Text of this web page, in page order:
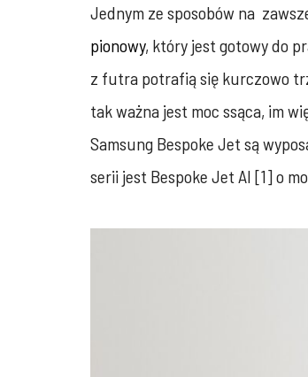
Jednym ze sposobów na
pionowy, który jest gotowy do
z futra potrafią się kurczowo
tak ważna jest moc ssąca, im
Samsung Bespoke Jet są
serii jest Bespoke Jet AI [1] o